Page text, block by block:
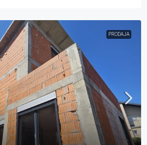
PRODAJA